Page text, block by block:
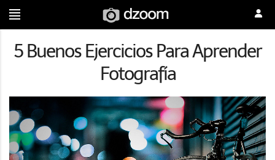
5 Buenos Ejercicios Para Aprender
Fotografía